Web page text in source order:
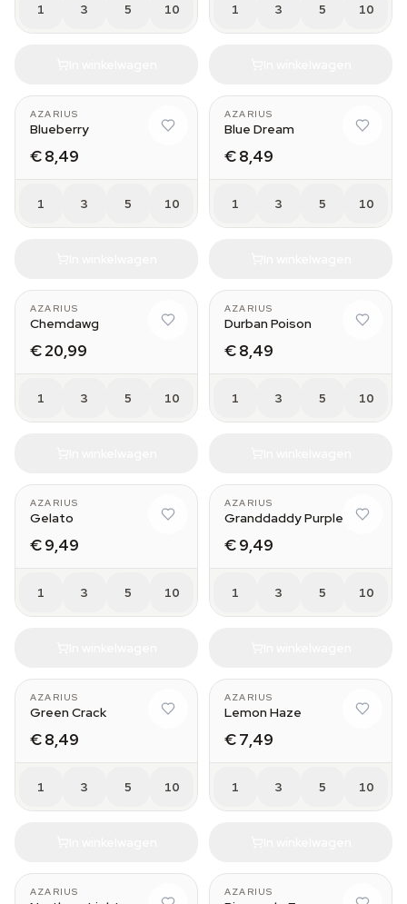
1 3 5 10 1 3 5 10
AZARIUS
Blueberry
€ 8,49
1 3 5 10
AZARIUS
Blue Dream
€ 8,49
1 3 5 10
AZARIUS
Chemdawg
€ 20,99
1 3 5 10
AZARIUS
Durban Poison
€ 8,49
1 3 5 10
AZARIUS
Gelato
€ 9,49
1 3 5 10
AZARIUS
Granddaddy Purple
€ 9,49
1 3 5 10
AZARIUS
Green Crack
€ 8,49
1 3 5 10
AZARIUS
Lemon Haze
€ 7,49
1 3 5 10
AZARIUS AZARIUS